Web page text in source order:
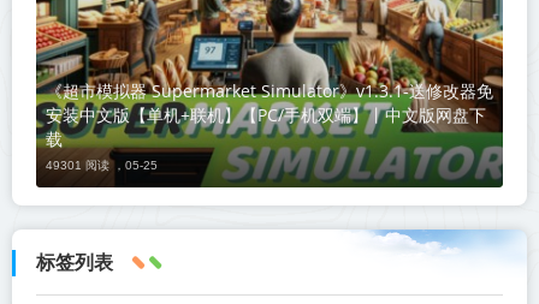
《超市模拟器 Supermarket Simulator》v1.3.1-送修改器免
安装中文版【单机+联机】【PC/手机双端】丨中文版网盘下
载
49301 阅读 ， 05-25
标签列表